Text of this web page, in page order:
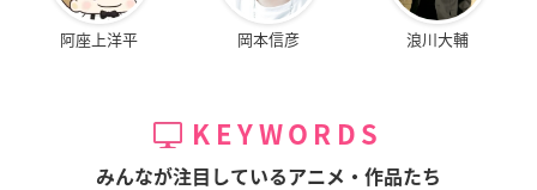
阿座上洋平 岡本信彦 浪川大輔
KEYWORDS
みんなが注目しているアニメ・作品たち